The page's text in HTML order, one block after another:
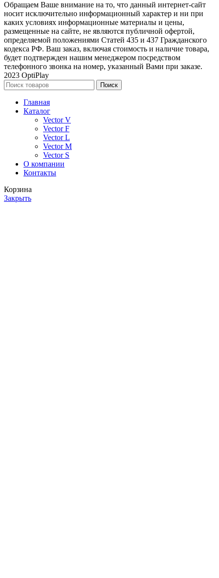
Обращаем Ваше внимание на то, что данный интернет-сайт
носит исключительно информационный характер и ни при
каких условиях информационные материалы и цены,
размещенные на сайте, не являются публичной офертой,
определяемой положениями Статей 435 и 437 Гражданского
кодекса РФ. Ваш заказ, включая стоимость и наличие товара,
будет подтвержден нашим менеджером посредством
телефонного звонка на номер, указанный Вами при заказе.
2023 OptiPlay
Поиск
Главная
Каталог
Vector V
Vector F
Vector L
Vector M
Vector S
О компании
Контакты
Корзина
Закрыть